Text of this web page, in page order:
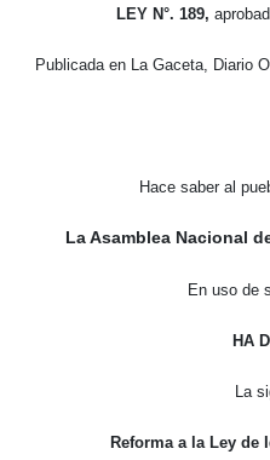
LEY N°. 189,
Publicada en La Gaceta, Diario
Hace saber al
La Asamblea Nacional
En uso de
HA
La
Reforma a la Ley de